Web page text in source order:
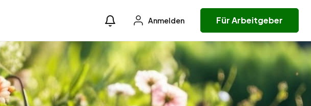
Anmelden Für Arbeitgeber